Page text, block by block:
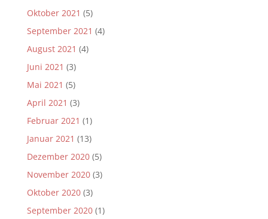
Oktober 2021 (5)
September 2021 (4)
August 2021 (4)
Juni 2021 (3)
Mai 2021 (5)
April 2021 (3)
Februar 2021 (1)
Januar 2021 (13)
Dezember 2020(5)
November 2020(3)
Oktober 2020(3)
September 2020(1)